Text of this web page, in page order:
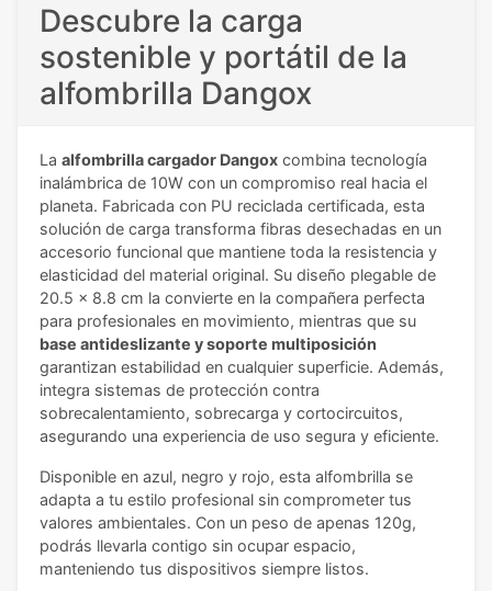
Descubre la carga
sostenible y portátil de la
alfombrilla Dangox
La alfombrilla cargador Dangox combina tecnología
inalámbrica de 10W con un compromiso real hacia el
planeta. Fabricada con PU reciclada certificada, esta
solución de carga transforma fibras desechadas en un
accesorio funcional que mantiene toda la resistencia y
elasticidad del material original. Su diseño plegable de
20.5 x 8.8 cm la convierte en la compañera perfecta
para profesionales en movimiento, mientras que su
base antideslizante y soporte multiposición
garantizan estabilidad en cualquier superficie. Además,
integra sistemas de protección contra
sobrecalentamiento, sobrecarga y cortocircuitos,
asegurando una experiencia de uso segura y eficiente.
Disponible en azul, negro y rojo, esta alfombrilla se
adapta a tu estilo profesional sin comprometer tus
valores ambientales. Con un peso de apenas 120g,
podrás llevarla contigo sin ocupar espacio,
manteniendo tus dispositivos siempre listos.